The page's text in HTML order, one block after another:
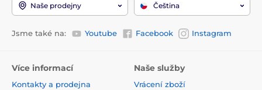
Naše prodejny Čeština
Jsme také na: Youtube Facebook Instagram
Více informací
Kontakty a prodejna
Naše služby
Vrácení zboží